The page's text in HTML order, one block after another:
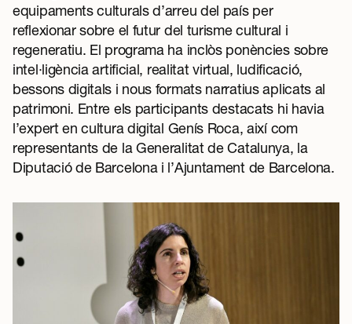
equipaments culturals d’arreu del país per
reflexionar sobre el futur del turisme cultural i
regeneratiu. El programa ha inclòs ponències sobre
intel·ligència artificial, realitat virtual, ludificació,
bessons digitals i nous formats narratius aplicats al
patrimoni. Entre els participants destacats hi havia
l’expert en cultura digital Genís Roca, així com
representants de la Generalitat de Catalunya, la
Diputació de Barcelona i l’Ajuntament de Barcelona.